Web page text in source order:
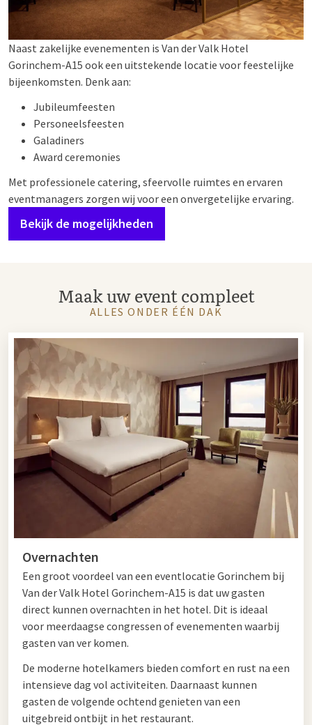
Naast zakelijke evenementen is Van der Valk Hotel
Gorinchem-A15 ook een uitstekende locatie voor feestelijke
bijeenkomsten. Denk aan:
Jubileumfeesten
Personeelsfeesten
Galadiners
Award ceremonies
Met professionele catering, sfeervolle ruimtes en ervaren
eventmanagers zorgen wij voor een onvergetelijke ervaring.
Bekijk de mogelijkheden
Maak uw event compleet
ALLES ONDER ÉÉN DAK
Overnachten
Een groot voordeel van een eventlocatie Gorinchem bij
Van der Valk Hotel Gorinchem-A15 is dat uw gasten
direct kunnen overnachten in het hotel. Dit is ideaal
voor meerdaagse congressen of evenementen waarbij
gasten van ver komen.
De moderne hotelkamers bieden comfort en rust na een
intensieve dag vol activiteiten. Daarnaast kunnen
gasten de volgende ochtend genieten van een
uitgebreid ontbijt in het restaurant.